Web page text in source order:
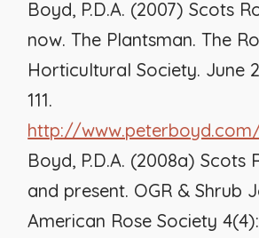
Boyd, P.D.A. (2007) Scots
now.The Plantsman. The
Horticultural Society. June
111.
http://www.peterboyd.com/
Boyd, P.D.A. (2008a) Scots
and present. OGR & Shrub
American Rose Society